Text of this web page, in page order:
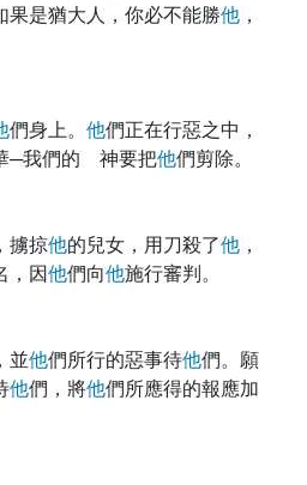
果是猶大人，你必不能勝他 ，
們身上。 他們正在行惡之中，
─我們的 神要把他們剪除。
擄掠他的兒女，用刀殺了他 ，
，因他們向他施行審判。
並他們所行的惡事待他們。願
他們，將他們所應得的報應加